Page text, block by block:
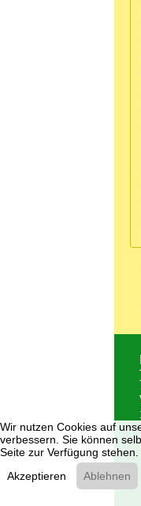
Wir nutzen Cookies auf
verbessern. Sie können
Seite zur Verfügung stehen.
Akzeptieren
Ablehnen